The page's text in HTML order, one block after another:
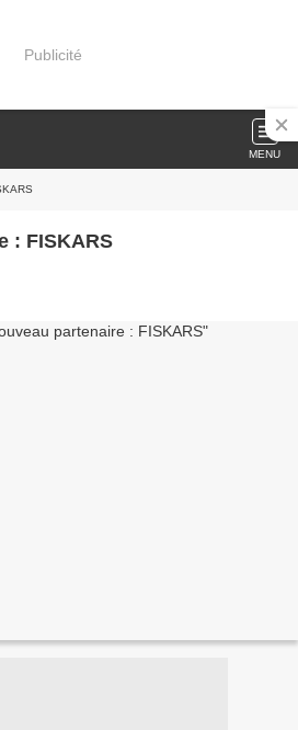
Publicité
MENU
: FISKARS